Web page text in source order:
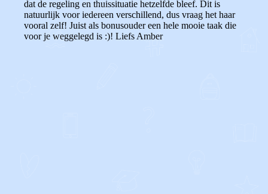
dat de regeling en thuissituatie hetzelfde bleef. Dit is
natuurlijk voor iedereen verschillend, dus vraag het haar
vooral zelf! Juist als bonusouder een hele mooie taak die
voor je weggelegd is :)! Liefs Amber